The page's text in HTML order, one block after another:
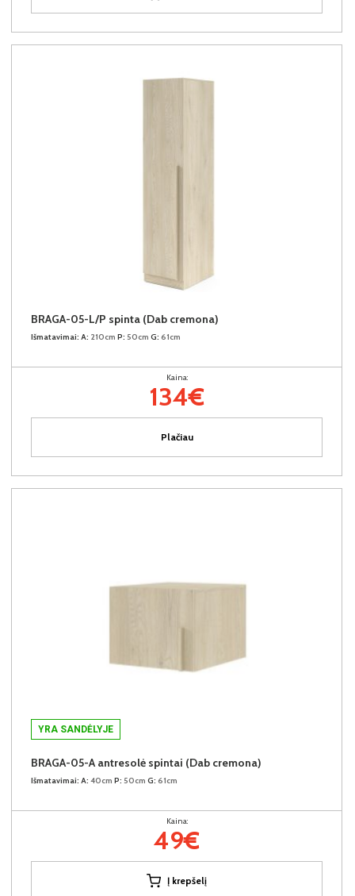
BRAGA-05-L/P spinta (Dab cremona)
Išmatavimai: A: 210cm P: 50cm G: 61cm
Kaina:
134€
Plačiau
YRA SANDĖLYJE
BRAGA-05-A antresolė spintai (Dab cremona)
Išmatavimai: A: 40cm P: 50cm G: 61cm
Kaina:
49€
Į krepšelį